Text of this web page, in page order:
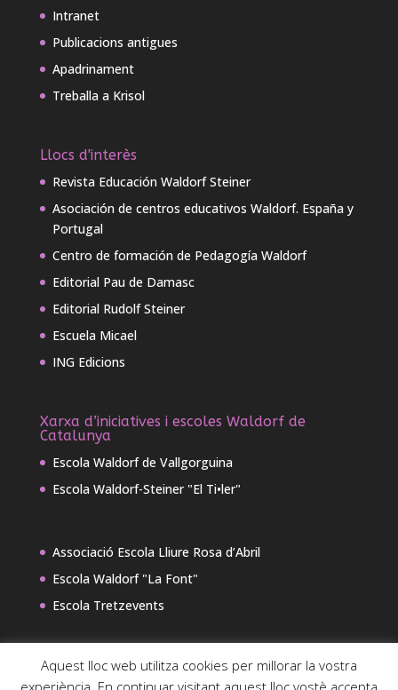
Intranet
Publicacions antigues
Apadrinament
Treballa a Krisol
Llocs d'interès
Revista Educación Waldorf Steiner
Asociación de centros educativos Waldorf. España y
Portugal
Centro de formación de Pedagogía Waldorf
Editorial Pau de Damasc
Editorial Rudolf Steiner
Escuela Micael
ING Edicions
Xarxa d’iniciatives i escoles Waldorf de
Catalunya
Escola Waldorf de Vallgorguina
Escola Waldorf-Steiner "El Ti•ler"
Associació Escola Lliure Rosa d’Abril
Escola Waldorf "La Font"
Escola Tretzevents
Aquest lloc web utilitza cookies per millorar la vostra
experiència. En continuar visitant aquest lloc vostè accepta